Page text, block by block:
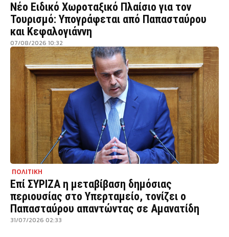
Νέο Ειδικό Χωροταξικό Πλαίσιο για τον
Τουρισμό: Υπογράφεται από Παπασταύρου
και Κεφαλογιάννη
07/08/2026 10:32
ΠΟΛΙΤΙΚΗ
Επί ΣΥΡΙΖΑ η μεταβίβαση δημόσιας
περιουσίας στο Υπερταμείο, τονίζει ο
Παπασταύρου απαντώντας σε Αμανατίδη
31/07/2026 02:33